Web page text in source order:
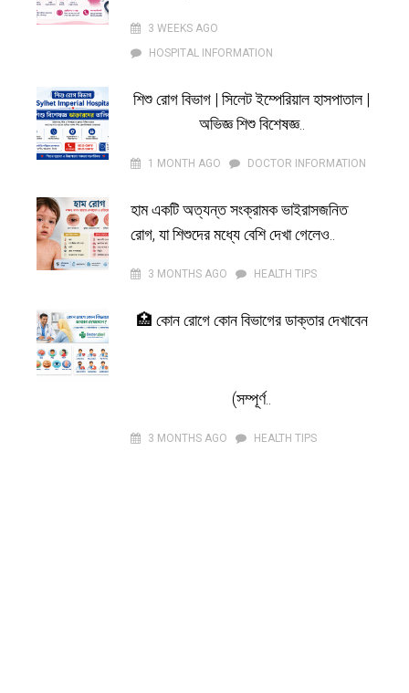
3 WEEKS AGO
HOSPITAL INFORMATION
শিশু রোগ বিভাগ | সিলেট ইম্পেরিয়াল হাসপাতাল |
অভিজ্ঞ শিশু বিশেষজ্ঞ..
1 MONTH AGO DOCTOR INFORMATION
হাম একটি অত্যন্ত সংক্রামক ভাইরাসজনিত
রোগ, যা শিশুদের মধ্যে বেশি দেখা গেলেও..
3 MONTHS AGO HEALTH TIPS
🏥 কোন রোগে কোন বিভাগের ডাক্তার দেখাবেন
(সম্পূর্ণ..
3 MONTHS AGO HEALTH TIPS